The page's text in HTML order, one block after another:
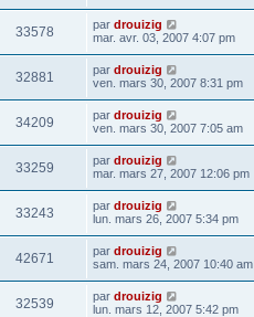
33578 par drouizig
mar. avr. 03, 2007 4:07 pm
32881 par drouizig
ven. mars 30, 2007 8:31 pm
34209 par drouizig
ven. mars 30, 2007 7:05 am
33259 par drouizig
mar. mars 27, 2007 12:06 pm
33243 par drouizig
lun. mars 26, 2007 5:34 pm
42671 par drouizig
sam. mars 24, 2007 10:40 am
32539 par drouizig
lun. mars 12, 2007 5:42 pm